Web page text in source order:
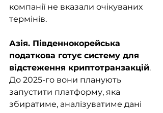
компанії не вказали очікуваних
термінів.
Азія. Південнокорейська
податкова готує систему для
відстеження криптотранзакцій.
До 2025-го вони планують
запустити платформу, яка
збиратиме, аналізуватиме дані